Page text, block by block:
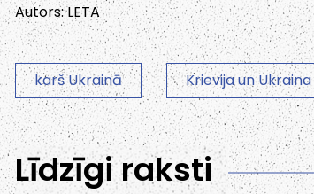
Autors: LETA
karš Ukrainā Krievija un Ukraina
Līdzīgi raksti